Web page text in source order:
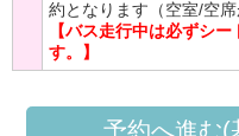
約となります（空室/空席
【バス走行中は必ずシ
す。】
予約へ進む(